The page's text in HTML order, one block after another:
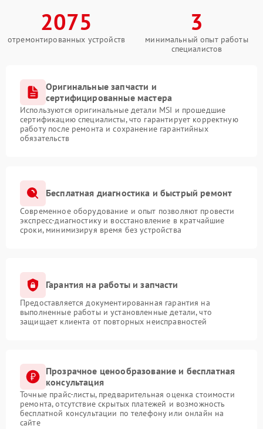
2075
отремонтированных устройств
3
минимальный опыт работы
специалистов
Оригинальные запчасти и
сертифицированные мастера
Используются оригинальные детали MSI и прошедшие
сертификацию специалисты, что гарантирует корректную
работу после ремонта и сохранение гарантийных
обязательств
Бесплатная диагностика и быстрый ремонт
Современное оборудование и опыт позволяют провести
экспресс-диагностику и восстановление в кратчайшие
сроки, минимизируя время без устройства
Гарантия на работы и запчасти
Предоставляется документированная гарантия на
выполненные работы и установленные детали, что
защищает клиента от повторных неисправностей
Прозрачное ценообразование и бесплатная
консультация
Точные прайс-листы, предварительная оценка стоимости
ремонта, отсутствие скрытых платежей и возможность
бесплатной консультации по телефону или онлайн на
сайте